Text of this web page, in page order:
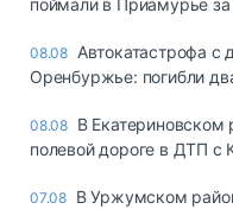
08.08 Автокатастрофа с
Оренбуржье: погибли
08.08 В Екатериновском
полевой дороге в ДТП
07.08 В Уржумском